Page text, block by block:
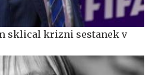
sklical krizni sestanek v